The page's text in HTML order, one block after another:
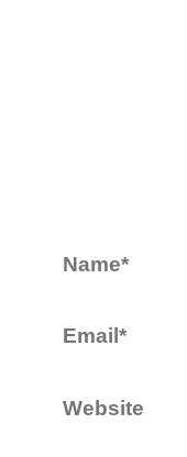
Name*
Email*
Website